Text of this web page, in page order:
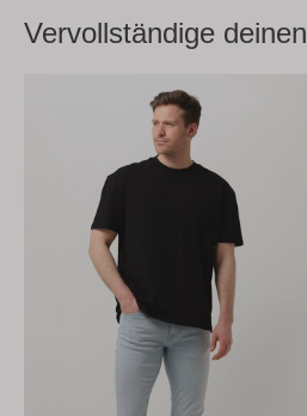
Vervollständige deinen